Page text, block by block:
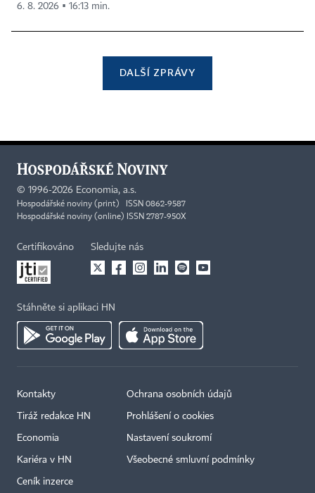
6. 8. 2026 ▪ 16:13 min.
DALŠÍ ZPRÁVY
© 1996-2026 Economia, a.s.
Hospodářské noviny (print) ISSN 0862-9587
Hospodářské noviny (online) ISSN 2787-950X
Certifikováno Sledujte nás
Stáhněte si aplikaci HN
Kontakty
Tiráž redakce HN
Economia
Kariéra v HN
Ceník inzerce
Ochrana osobních údajů
Prohlášení o cookies
Nastavení soukromí
Všeobecné smluvní podmínky